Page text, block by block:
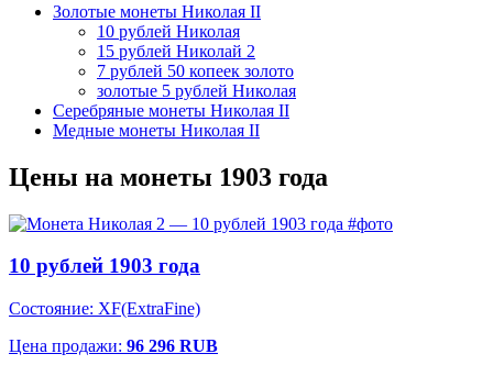
Золотые монеты Николая II
10 рублей Николая
15 рублей Николай 2
7 рублей 50 копеек золото
золотые 5 рублей Николая
Серебряные монеты Николая II
Медные монеты Николая II
Цены на монеты 1903 года
10 рублей 1903 года
Состояние: XF(ExtraFine)
Цена продажи: 96 296 RUB